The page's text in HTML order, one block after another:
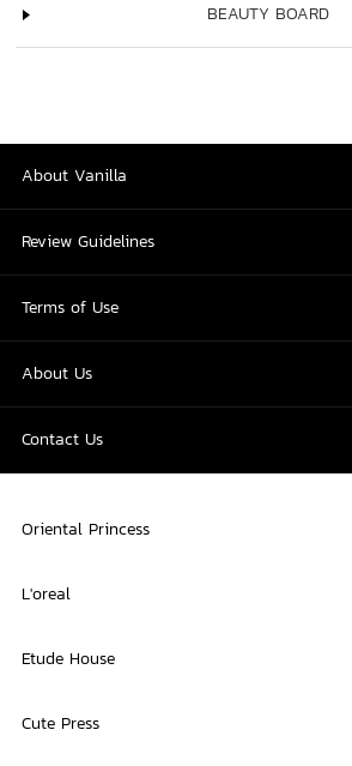
BEAUTY BOARD
About Vanilla
Review Guidelines
Terms of Use
About Us
Contact Us
Oriental Princess
L'oreal
Etude House
Cute Press